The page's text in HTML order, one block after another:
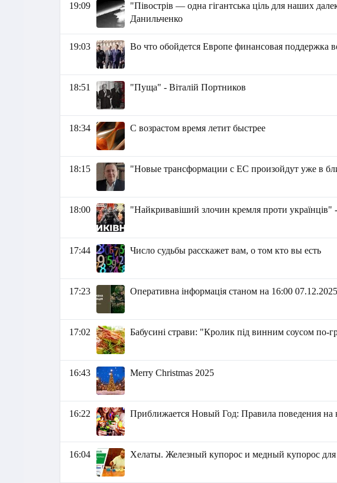
19:09
"Півострів — одна гігантська ціль для наших
Данильченко
19:03 Во что обойдется Европе финансовая
18:51 "Пуща" - Віталій Портников
18:34 С возрастом время летит быстрее
18:15 "Новые трансформации с ЕС произойдут уже в
18:00 "Найкривавіший злочин кремля проти українців" -
17:44 Число судьбы расскажет вам, о том кто вы есть
17:23 Оперативна інформація станом на 16:00
17:02 Бабусині страви: "Кролик під винним соусом по-
16:43 Merry Christmas 2025
16:22 Приближается Новый Год: Правила поведения на
16:04 Хелаты. Железный купорос и медный купорос для